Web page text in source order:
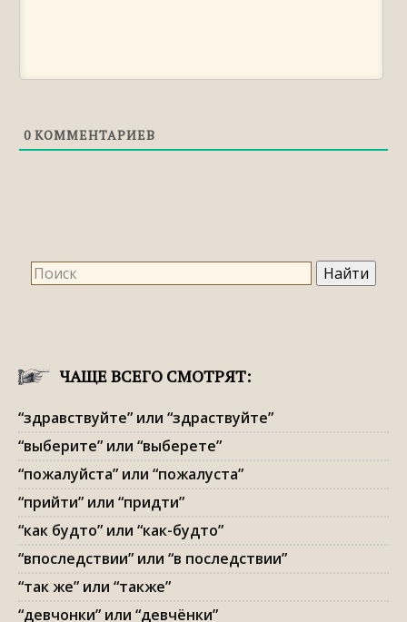
0 КОММЕНТАРИЕВ
ЧАЩЕ ВСЕГО СМОТРЯТ:
“здравствуйте” или “здраствуйте”
“выберите” или “выберете”
“пожалуйста” или “пожалуста”
“прийти” или “придти”
“как будто” или “как-будто”
“впоследствии” или “в последствии”
“так же” или “также”
“девчонки” или “девчёнки”